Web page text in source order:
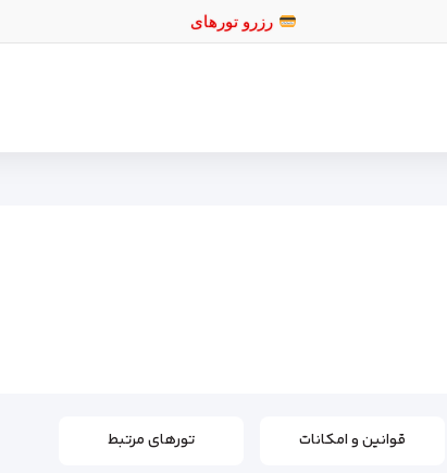
رزرو
قوانین و امکانات تورهای مرتبط